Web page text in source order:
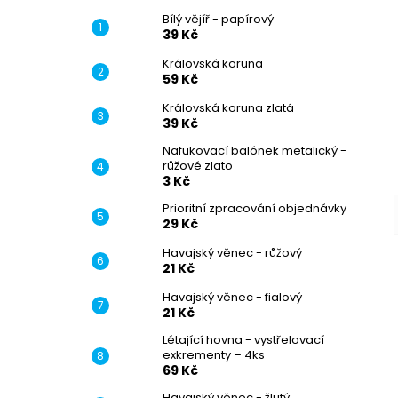
Bílý vějíř - papírový
39 Kč
Královská koruna
59 Kč
Královská koruna zlatá
39 Kč
Nafukovací balónek metalický -
růžové zlato
3 Kč
Prioritní zpracování objednávky
29 Kč
Havajský věnec - růžový
21 Kč
Havajský věnec - fialový
21 Kč
Létající hovna - vystřelovací
exkrementy – 4ks
69 Kč